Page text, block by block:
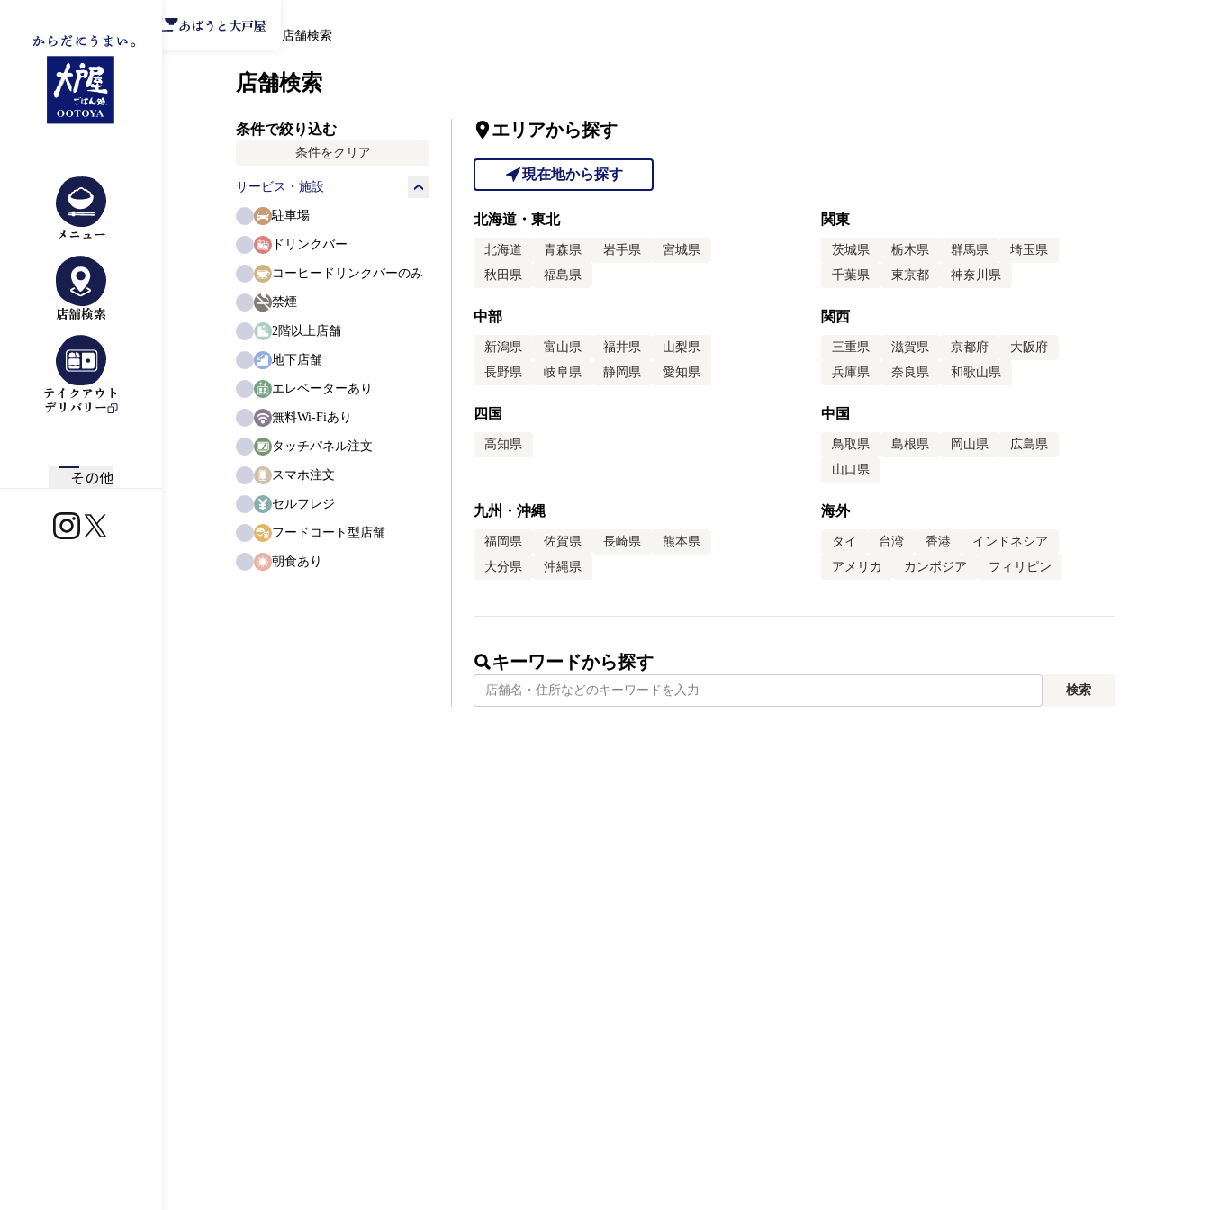
メニュー
店舗検索
テイクアウト
デリバリー
その他
https://www.instagram.com/ootoya.jp/
https://x.com/ootoya_gohan
あばうと大戸屋
TOP 店舗検索
店舗検索
エリアから探す
現在地から探す
北海道・東北
北海道 青森県 岩手県
宮城県
秋田県
福島県
関東
茨城県 栃木県 群馬県
埼玉県
千葉県
東京都 神奈川県
中部
新潟県 富山県 福井県
山梨県
長野県
岐阜県 静岡県 愛知県
関西
三重県 滋賀県 京都府
大阪府
兵庫県
奈良県 和歌山県
四国
高知県
中国
鳥取県 島根県 岡山県
広島県
山口県
九州・沖縄
福岡県 佐賀県 長崎県
熊本県
大分県
沖縄県
海外
タイ 台湾 香港
インドネシア
アメリカ
カンボジア フィリピン
キーワードから探す
検索
条件で絞り込む
条件をクリア
サービス・施設
駐車場
ドリンクバー
コーヒードリンクバーのみ
禁煙
2階以上店舗
地下店舗
エレベーターあり
無料Wi-Fiあり
タッチパネル注文
スマホ注文
セルフレジ
フードコート型店舗
朝食あり